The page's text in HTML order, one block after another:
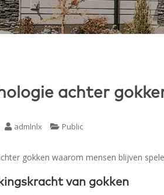
achter
admlnlx Public
gokken waarom mensen blijven
van gokken